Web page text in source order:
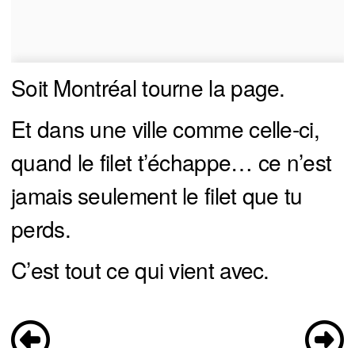
Soit Montréal tourne la page.
Et dans une ville comme celle-ci,
quand le filet t’échappe… ce n’est
jamais seulement le filet que tu
perds.
C’est tout ce qui vient avec.